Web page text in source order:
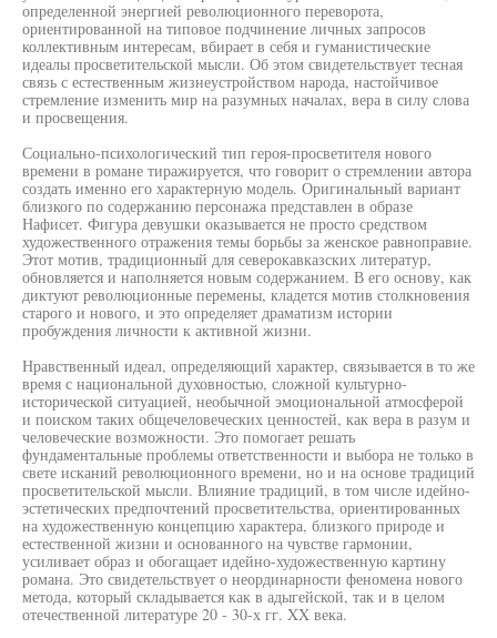
определенной энергией революционного переворота,
ориентированной на типовое подчинение личных запросов
коллективным интересам, вбирает в себя и гуманистические
идеалы просветительской мысли. Об этом свидетельствует тесная
связь с естественным жизнеустройством народа, настойчивое
стремление изменить мир на разумных началах, вера в силу слова
и просвещения.
Социально-психологический тип героя-просветителя нового
времени в романе тиражируется, что говорит о стремлении автора
создать именно его характерную модель. Оригинальный вариант
близкого по содержанию персонажа представлен в образе
Нафисет. Фигура девушки оказывается не просто средством
художественного отражения темы борьбы за женское равноправие.
Этот мотив, традиционный для северокавказских литератур,
обновляется и наполняется новым содержанием. В его основу, как
диктуют революционные перемены, кладется мотив столкновения
старого и нового, и это определяет драматизм истории
пробуждения личности к активной жизни.
Нравственный идеал, определяющий характер, связывается в то же
время с национальной духовностью, сложной культурно-
исторической ситуацией, необычной эмоциональной атмосферой
и поиском таких общечеловеческих ценностей, как вера в разум и
человеческие возможности. Это помогает решать
фундаментальные проблемы ответственности и выбора не только в
свете исканий революционного времени, но и на основе традиций
просветительской мысли. Влияние традиций, в том числе идейно-
эстетических предпочтений просветительства, ориентированных
на художественную концепцию характера, близкого природе и
естественной жизни и основанного на чувстве гармонии,
усиливает образ и обогащает идейно-художественную картину
романа. Это свидетельствует о неординарности феномена нового
метода, который складывается как в адыгейской, так и в целом
отечественной литературе 20 - 30-х гг. XX века.